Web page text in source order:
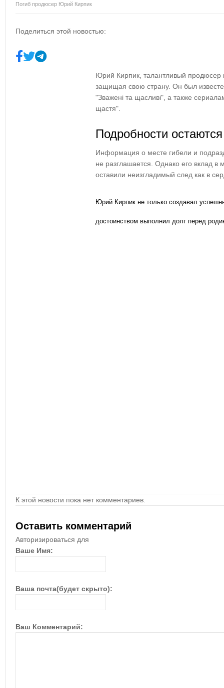
Погиб продюсер Юрий Кирпик
Поделиться этой новостью:
Юрий Кирпик, талантливый продюсер
защищая свою страну. Он был
"Зважені та щасливі", а также
щастя".
Подробности
Информация о месте гибели и
не разглашается. Однако его вклад в
оставили неизгладимый след как в
Юрий Кирпик не только создавал
достоинством выполнил долг перед
К этой новости пока нет комментариев.
Оставить комментарий
Авторизироваться для
Ваше Имя:
Ваша почта(будет скрыто):
Ваш Комментарий: